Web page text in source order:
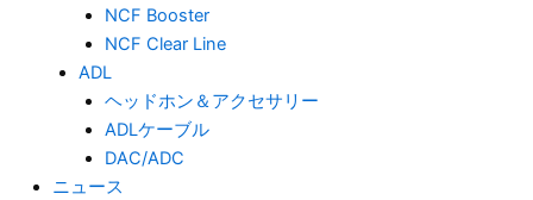
NCF Booster
NCF Clear Line
ADL
ヘッドホン＆アクセサリー
ADLケーブル
DAC/ADC
ニュース